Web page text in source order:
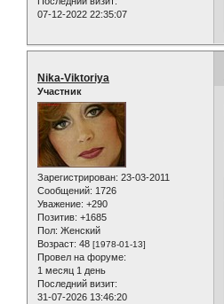
07-12-2022 22:35:07
Nika-Viktoriya
Участник
Зарегистрирован: 23-03-2011
Сообщений: 1726
Уважение: +290
Позитив: +1685
Пол: Женский
Возраст: 48 [1978-01-13]
Провел на форуме:
1 месяц 1 день
Последний визит:
31-07-2026 13:46:20